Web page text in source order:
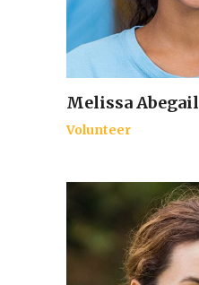
Melissa Abegail
Volunteer